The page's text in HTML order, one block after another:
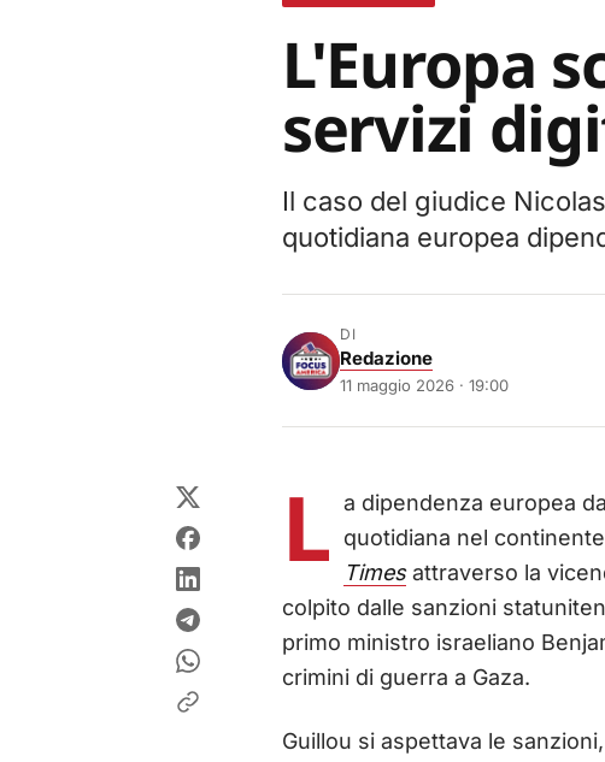
L'Europa
servizi
Il caso del giudice
quotidiana europea
DI
Redazione
11 maggio 2026 · 19:00
L a dipendenza europea
quotidiana nel
Timesattraverso la
colpito dalle sanzioni
primo ministro israeliano
crimini di guerra a Gaza.
Guillou si aspettava le